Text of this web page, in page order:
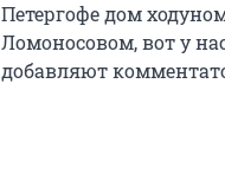
Петергофе дом
Ломоносовом, вот у
добавляют